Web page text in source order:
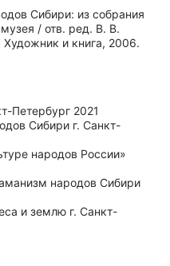
Сибири: из собрания
/ отв. ред. В. В.
и книга, 2006.
Петербург 2021
Сибири г. Санкт-
народов России»
народов Сибири
и землю г. Санкт-